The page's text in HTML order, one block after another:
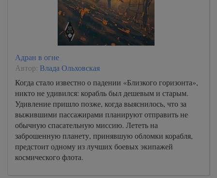
Адран в огне
Автор: Влада Ольховская
Когда стало известно о падении «Близкого горизонта»,
никто не удивился: корабль был дешевым и старым.
Удивление пришло позже, когда выяснилось, что за
выжившими пассажирами планируют отправить не
обычную спасательную миссию. Лететь на
заброшенную планету, принявшую обломки корабля,
предстоит одному из лучших боевых экипажей
космического флота.